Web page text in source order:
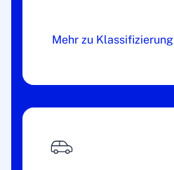
Mehr zu Klassifizierung